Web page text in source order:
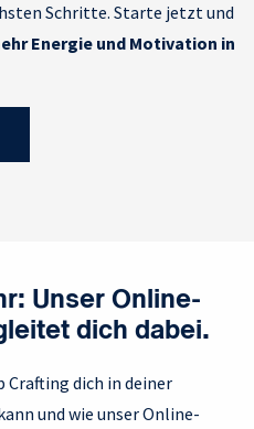
Schritte. Starte jetzt und
Energie und Motivation in
Unser Online-
dich dabei.
Crafting dich in deiner
und wie unser Online-